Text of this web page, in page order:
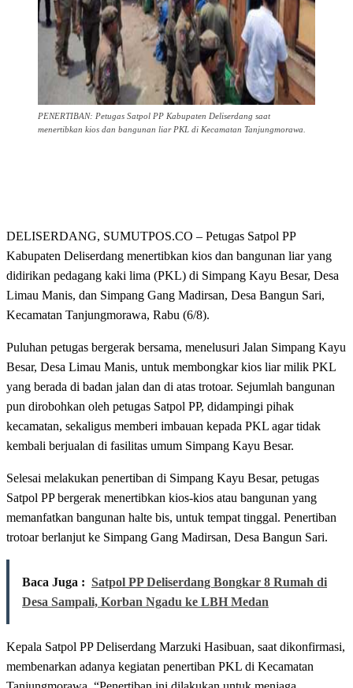
PENERTIBAN: Petugas Satpol PP Kabupaten Deliserdang saat
menertibkan kios dan bangunan liar PKL di Kecamatan Tanjungmorawa.
DELISERDANG, SUMUTPOS.CO – Petugas Satpol PP
Kabupaten Deliserdang menertibkan kios dan bangunan liar yang
didirikan pedagang kaki lima (PKL) di Simpang Kayu Besar, Desa
Limau Manis, dan Simpang Gang Madirsan, Desa Bangun Sari,
Kecamatan Tanjungmorawa, Rabu (6/8).
Puluhan petugas bergerak bersama, menelusuri Jalan Simpang Kayu
Besar, Desa Limau Manis, untuk membongkar kios liar milik PKL
yang berada di badan jalan dan di atas trotoar. Sejumlah bangunan
pun dirobohkan oleh petugas Satpol PP, didampingi pihak
kecamatan, sekaligus memberi imbauan kepada PKL agar tidak
kembali berjualan di fasilitas umum Simpang Kayu Besar.
Selesai melakukan penertiban di Simpang Kayu Besar, petugas
Satpol PP bergerak menertibkan kios-kios atau bangunan yang
memanfatkan bangunan halte bis, untuk tempat tinggal. Penertiban
trotoar berlanjut ke Simpang Gang Madirsan, Desa Bangun Sari.
Baca Juga : Satpol PP Deliserdang Bongkar 8 Rumah di
Desa Sampali, Korban Ngadu ke LBH Medan
Kepala Satpol PP Deliserdang Marzuki Hasibuan, saat dikonfirmasi,
membenarkan adanya kegiatan penertiban PKL di Kecamatan